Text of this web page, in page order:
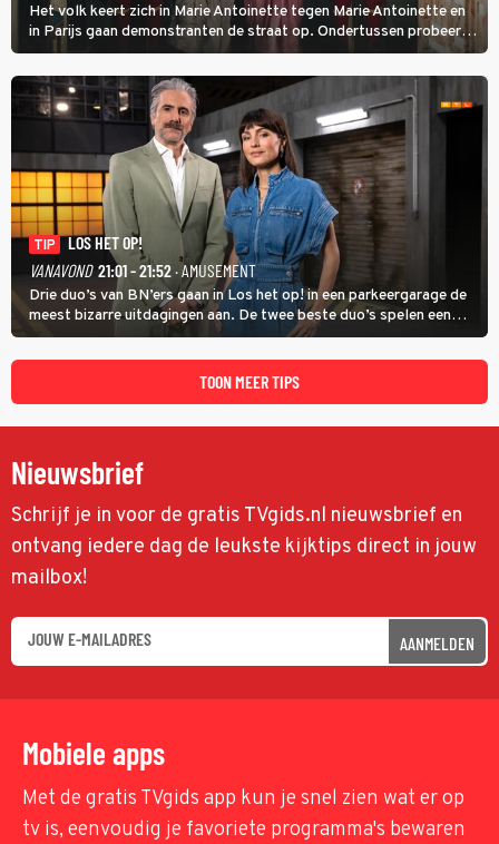
Het volk keert zich in Marie Antoinette tegen Marie Antoinette en
in Parijs gaan demonstranten de straat op. Ondertussen probeert
Marie Antoinette landgoed Saint-Cloud te kopen. Ze wil daar haar
kinderen veilig laten opgroeien.
TIP
LOS HET OP!
VANAVOND 21:01 - 21:52· AMUSEMENT
Drie duo’s van BN’ers gaan in Los het op! in een parkeergarage de
meest bizarre uitdagingen aan. De twee beste duo’s spelen een
onderlinge finale. Met in deze aflevering onder anderen cabaretiers
Nabil Aoulad Ayad en Annick Boer.
TOON MEER TIPS
Nieuwsbrief
Schrijf je in voor de gratis TVgids.nl nieuwsbrief en
ontvang iedere dag de leukste kijktips direct in jouw
mailbox!
AANMELDEN
Mobiele apps
Met de gratis TVgids app kun je snel zien wat er op
tv is, eenvoudig je favoriete programma's bewaren